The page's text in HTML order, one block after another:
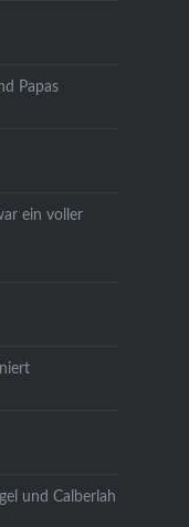
Papas
ein voller
und Calberlah